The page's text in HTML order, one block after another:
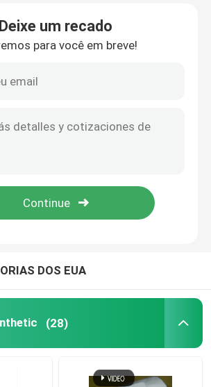
Deixe um recado
para você em breve!
DOS EUA
(28)